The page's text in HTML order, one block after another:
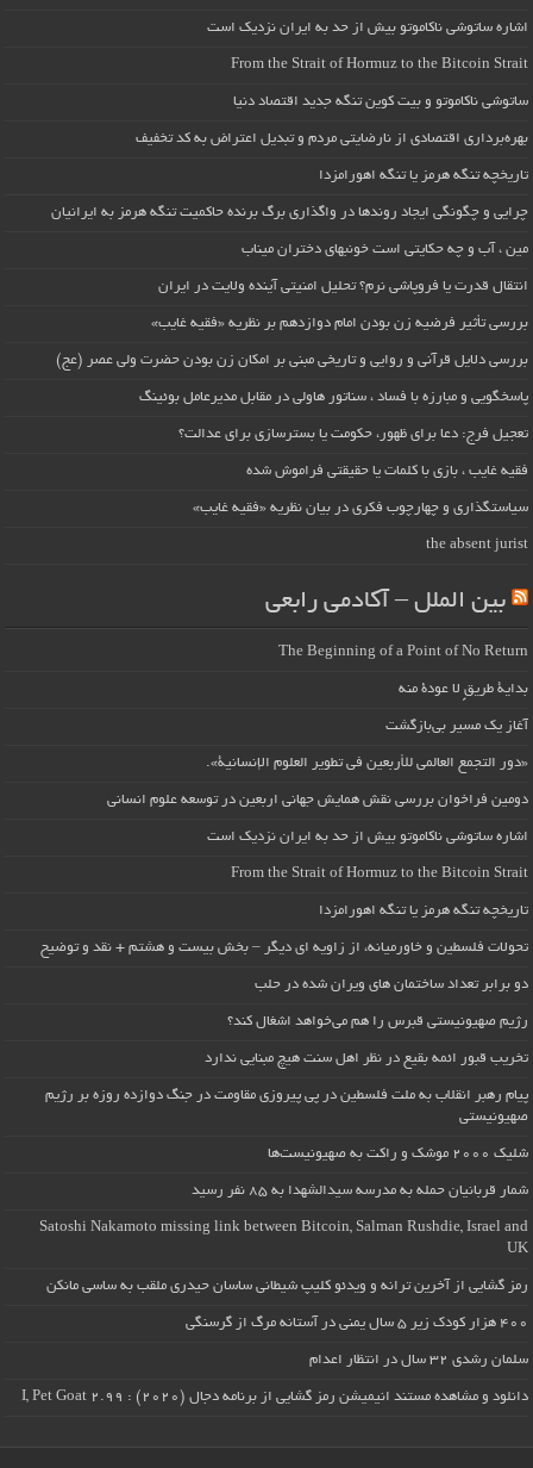
اشاره ساتوشی ناکاموتو بیش از حد به ایران نزدیک است
From the Strait of Hormuz to the Bitcoin Strait
ساتوشی ناکاموتو و بیت کوین تنگه جدید اقتصاد دنیا
بهره‌برداری اقتصادی از نارضایتی مردم و تبدیل اعتراض به کد تخفیف
تاریخچه تنگه هرمز یا تنگه اهورامزدا
چرایی و چگونگی ایجاد روندها در واگذاری برگ برنده حاکمیت تنگه هرمز به ایرانیان
مین ، آب و چه حکایتی است خونبهای دختران میناب
انتقال قدرت یا فروپاشی نرم؟ تحلیل امنیتی آینده ولایت در ایران
بررسی تأثیر فرضیه زن بودن امام دوازدهم بر نظریه «فقیه غایب»
بررسی دلایل قرآنی و روایی و تاریخی مبنی بر امکان زن بودن حضرت ولی عصر (عج)
پاسخگویی و مبارزه با فساد ، سناتور هاولی در مقابل مدیرعامل بوئینگ
تعجیل فرج: دعا برای ظهور، حکومت یا بسترسازی برای عدالت؟
فقیه غایب ، بازی با کلمات یا حقیقتی فراموش شده
سیاستگذاری و چهارچوب فکری در بیان نظریه «فقیه غایب»
the absent jurist
بین الملل – آکادمی رابعی
The Beginning of a Point of No Return
بداية طريقٍ لا عودة منه
آغاز یک مسیر بی‌بازگشت
«دور التجمع العالمي للأربعين في تطوير العلوم الإنسانية».
دومین فراخوان بررسی نقش همایش جهانی اربعین در توسعه علوم انسانی
اشاره ساتوشی ناکاموتو بیش از حد به ایران نزدیک است
From the Strait of Hormuz to the Bitcoin Strait
تاریخچه تنگه هرمز یا تنگه اهورامزدا
تحولات فلسطین و خاورمیانه، از زاویه ای دیگر – بخش بیست و هشتم + نقد و توضیح
دو برابر تعداد ساختمان های ویران شده در حلب
رژیم صهیونیستی قبرس را هم می‌خواهد اشغال کند؟
تخریب قبور ائمه بقیع در نظر اهل سنت هیچ مبنایی ندارد
پیام رهبر انقلاب به ملت فلسطین در پی پیروزی مقاومت در جنگ دوازده روزه بر رژیم
صهیونیستی
شلیک ۲۰۰۰ موشک و راکت به صهیونیست‌ها
شمار قربانیان حمله به مدرسه سیدالشهدا به ۸۵ نفر رسید
Satoshi Nakamoto missing link between Bitcoin, Salman Rushdie, Israel and
UK
رمز گشایی از آخرین ترانه و ویدئو کلیپ شیطانی ساسان حیدری ملقب به ساسی مانکن
۴۰۰ هزار کودک زیر ۵ سال یمنی در آستانه مرگ از گرسنگی
سلمان رشدی ۳۲ سال در انتظار اعدام
دانلود و مشاهده مستند انیمیشن رمز گشایی از برنامه دجال (۲۰۲۰) : I, Pet Goat 2.99